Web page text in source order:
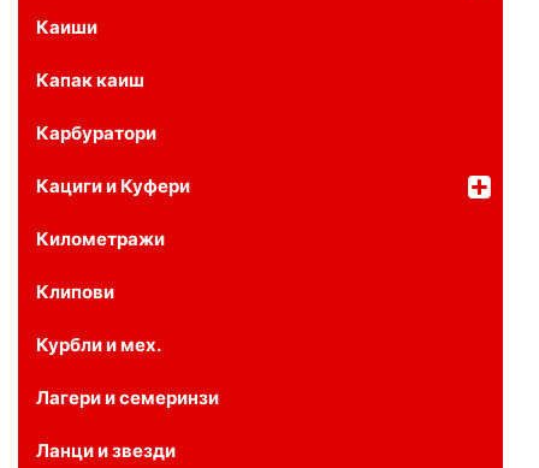
Каиши
Капак каиш
Карбуратори
Кациги и Куфери
Километражи
Клипови
Курбли и мех.
Лагери и семеринзи
Ланци и звезди